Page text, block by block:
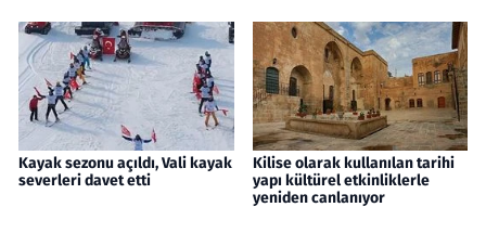
Kayak sezonu açıldı, Vali kayak
severleri davet etti
Kilise olarak kullanılan tarihi
yapı kültürel etkinliklerle
yeniden canlanıyor